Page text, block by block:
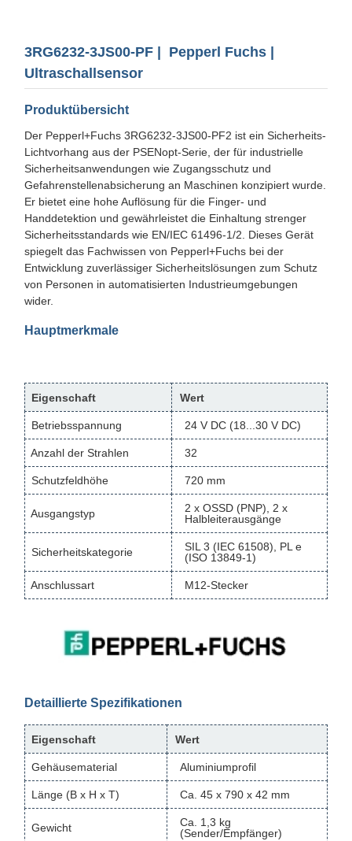
3RG6232-3JS00-PF | Pepperl Fuchs |
Ultraschallsensor
Produktübersicht
Der Pepperl+Fuchs 3RG6232-3JS00-PF2 ist ein Sicherheits-
Lichtvorhang aus der PSENopt-Serie, der für industrielle
Sicherheitsanwendungen wie Zugangsschutz und
Gefahrenstellenabsicherung an Maschinen konzipiert wurde.
Er bietet eine hohe Auflösung für die Finger- und
Handdetektion und gewährleistet die Einhaltung strenger
Sicherheitsstandards wie EN/IEC 61496-1/2. Dieses Gerät
spiegelt das Fachwissen von Pepperl+Fuchs bei der
Entwicklung zuverlässiger Sicherheitslösungen zum Schutz
von Personen in automatisierten Industrieumgebungen
wider.
Hauptmerkmale
Eigenschaft Wert
Betriebsspannung 24 V DC (18...30 V DC)
Anzahl der Strahlen 32
Schutzfeldhöhe 720 mm
Ausgangstyp
2 x OSSD (PNP), 2 x
Halbleiterausgänge
Sicherheitskategorie
SIL 3 (IEC 61508), PL e
(ISO 13849-1)
Anschlussart M12-Stecker
Detaillierte Spezifikationen
Eigenschaft Wert
Gehäusematerial Aluminiumprofil
Länge (B x H x T) Ca. 45 x 790 x 42 mm
Gewicht
Ca. 1,3 kg
(Sender/Empfänger)